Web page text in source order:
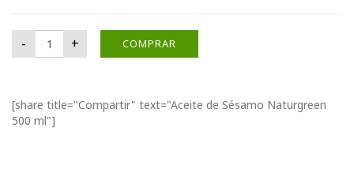
-
Aceite de Sésamo Naturgreen 500 ml cantidad
+ COMPRAR
[share title="Compartir" text="Aceite de Sésamo Naturgreen
500 ml"]